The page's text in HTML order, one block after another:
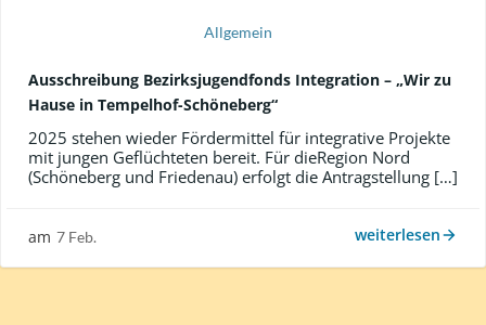
Allgemein
Ausschreibung Bezirksjugendfonds Integration – „Wir zu
Hause in Tempelhof-Schöneberg“
2025 stehen wieder Fördermittel für integrative Projekte
mit jungen Geflüchteten bereit. Für dieRegion Nord
(Schöneberg und Friedenau) erfolgt die Antragstellung […]
am 7 Feb. weiterlesen